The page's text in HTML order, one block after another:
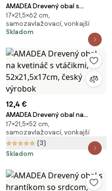
AMADEA Drevený obal s
hrantíkom so srdcom,
62x21,5x17cm Český výrobok
17×21,5×62 cm,
samozavlažovací, vonkajší
Skladom
12,4 €
AMADEA Drevený obal na
kvetináč s vtáčikmi,
52x21,5x17cm, český výrobok
17×21,5×52 cm,
samozavlažovací, vonkajší
(3)
Skladom